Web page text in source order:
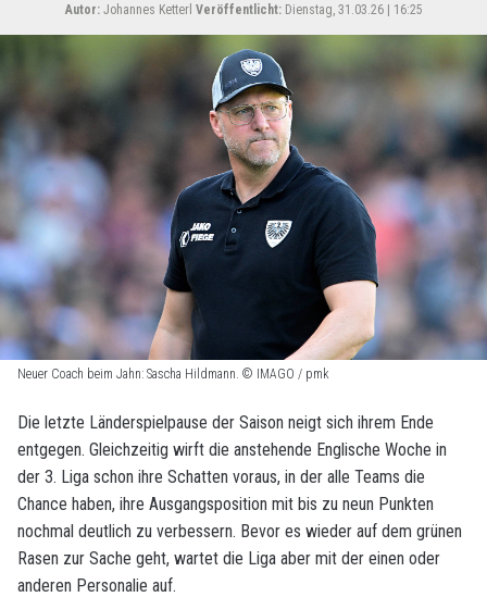
Autor:Johannes Ketterl Veröffentlicht:Dienstag, 31.03.26 | 16:25
Neuer Coach beim Jahn: Sascha Hildmann. © IMAGO / pmk
Die letzte Länderspielpause der Saison neigt sich ihrem Ende
entgegen. Gleichzeitig wirft die anstehende Englische Woche in
der 3. Liga schon ihre Schatten voraus, in der alle Teams die
Chance haben, ihre Ausgangsposition mit bis zu neun Punkten
nochmal deutlich zu verbessern. Bevor es wieder auf dem grünen
Rasen zur Sache geht, wartet die Liga aber mit der einen oder
anderen Personalie auf.